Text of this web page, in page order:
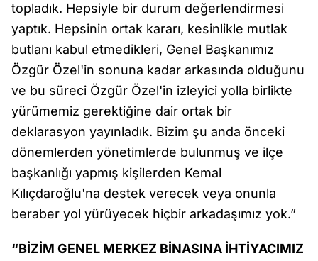
topladık. Hepsiyle bir durum değerlendirmesi
yaptık. Hepsinin ortak kararı, kesinlikle mutlak
butlanı kabul etmedikleri, Genel Başkanımız
Özgür Özel'in sonuna kadar arkasında olduğunu
ve bu süreci Özgür Özel'in izleyici yolla birlikte
yürümemiz gerektiğine dair ortak bir
deklarasyon yayınladık. Bizim şu anda önceki
dönemlerden yönetimlerde bulunmuş ve ilçe
başkanlığı yapmış kişilerden Kemal
Kılıçdaroğlu'na destek verecek veya onunla
beraber yol yürüyecek hiçbir arkadaşımız yok.”
“BİZİM GENEL MERKEZ BİNASINA İHTİYACIMIZ